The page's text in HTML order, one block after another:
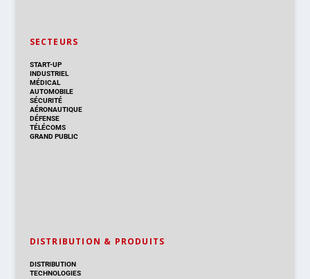
SECTEURS
START-UP
INDUSTRIEL
MÉDICAL
AUTOMOBILE
SÉCURITÉ
AÉRONAUTIQUE
DÉFENSE
TÉLÉCOMS
GRAND PUBLIC
DISTRIBUTION & PRODUITS
DISTRIBUTION
TECHNOLOGIES